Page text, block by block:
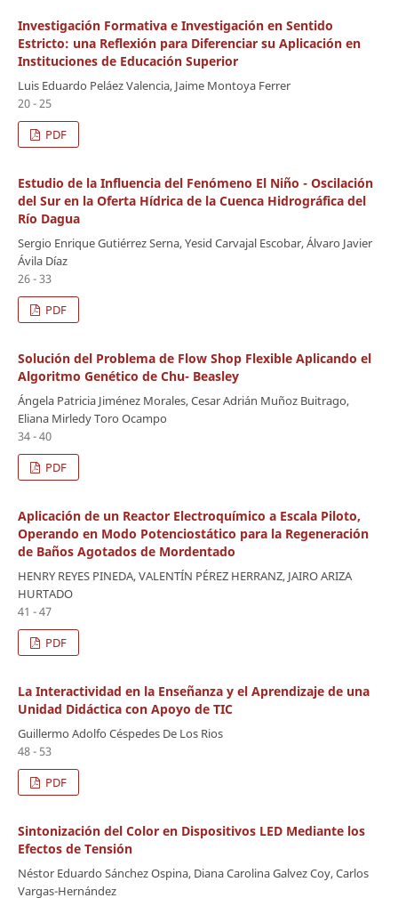
Investigación Formativa e Investigación en Sentido
Estricto: una Reflexión para Diferenciar su Aplicación en
Instituciones de Educación Superior
Luis Eduardo Peláez Valencia, Jaime Montoya Ferrer
20 - 25
PDF
Estudio de la Influencia del Fenómeno El Niño - Oscilación
del Sur en la Oferta Hídrica de la Cuenca Hidrográfica del
Río Dagua
Sergio Enrique Gutiérrez Serna, Yesid Carvajal Escobar, Álvaro Javier
Ávila Díaz
26 - 33
PDF
Solución del Problema de Flow Shop Flexible Aplicando el
Algoritmo Genético de Chu- Beasley
Ángela Patricia Jiménez Morales, Cesar Adrián Muñoz Buitrago,
Eliana Mirledy Toro Ocampo
34 - 40
PDF
Aplicación de un Reactor Electroquímico a Escala Piloto,
Operando en Modo Potenciostático para la Regeneración
de Baños Agotados de Mordentado
HENRY REYES PINEDA, VALENTÍN PÉREZ HERRANZ, JAIRO ARIZA
HURTADO
41 - 47
PDF
La Interactividad en la Enseñanza y el Aprendizaje de una
Unidad Didáctica con Apoyo de TIC
Guillermo Adolfo Céspedes De Los Rios
48 - 53
PDF
Sintonización del Color en Dispositivos LED Mediante los
Efectos de Tensión
Néstor Eduardo Sánchez Ospina, Diana Carolina Galvez Coy, Carlos
Vargas-Hernández